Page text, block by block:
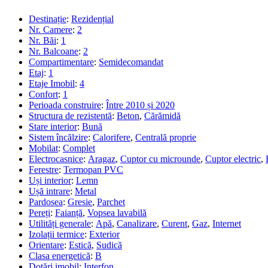
Destinație: Rezidențial
Nr. Camere: 2
Nr. Băi: 1
Nr. Balcoane: 2
Compartimentare: Semidecomandat
Etaj: 1
Etaje Imobil: 4
Confort: 1
Perioada construire: Între 2010 și 2020
Structura de rezistentă: Beton, Cărămidă
Stare interior: Bună
Sistem încălzire: Calorifere, Centrală proprie
Mobilat: Complet
Electrocasnice: Aragaz, Cuptor cu microunde, Cuptor electric,
Ferestre: Termopan PVC
Uși interior: Lemn
Ușă intrare: Metal
Pardosea: Gresie, Parchet
Pereți: Faianță, Vopsea lavabilă
Utilități generale: Apă, Canalizare, Curent, Gaz, Internet
Izolații termice: Exterior
Orientare: Estică, Sudică
Clasa energetică: B